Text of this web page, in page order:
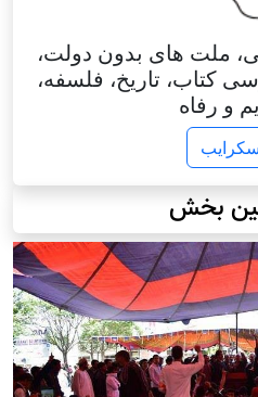
ملت های بدون دولت،
کتاب، تاریخ، فلسفه،
و رفاه
بخش